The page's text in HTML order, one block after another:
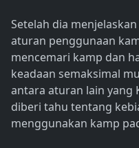
Setelah dia
aturan penggunaan
mencemari kamp dan
keadaan semaksimal
antara aturan lain yang
diberi tahu tentang
menggunakan kamp